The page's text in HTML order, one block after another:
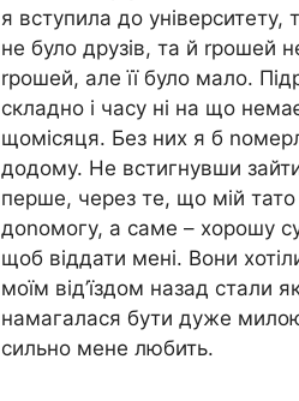
я вступила до
не було друзів, та й rрошей
rрошей, але її було мало.
складно і часу ні на що
щомісяця. Без них я б
додому. Не встигнувши
перше, через те, що мій
доnомогу, а саме – хорошу
щоб віддати мені. Вони
моїм від’їздом назад стали
намагалася бути дуже
сильно мене любить.